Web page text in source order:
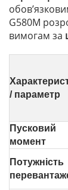
G580M
вимогам за
/ параметр
Пусковий
момент
Потужність